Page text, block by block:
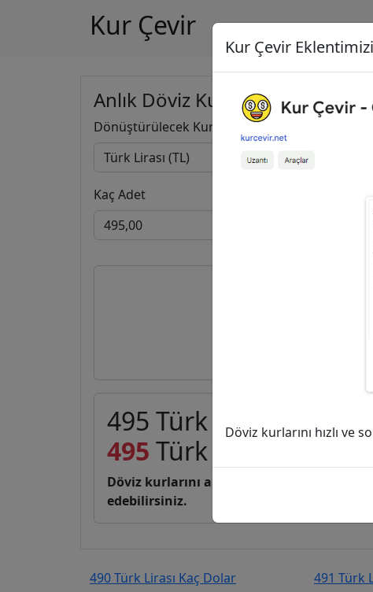
Kur Çevir
Anlık Döviz Kuru Hesapla
Dönüştürülecek Kur
Kaç Adet
495 Türk Lirası (TL)
495 Türk Lirası
Döviz kurlarını anlık, canlı, basit bir
edebilirsiniz.
490 Türk Lirası Kaç Dolar 491 Türk
Kur Çevir
Döviz kurlarını hızlı